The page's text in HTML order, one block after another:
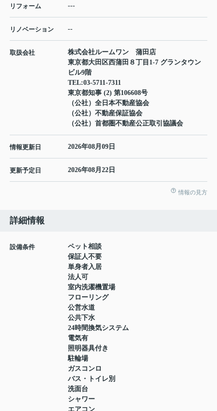
リフォーム ---
リノベーション --
取扱会社
株式会社ルームワン 蒲田店
東京都大田区西蒲田８丁目1-7 グランタウン
ビル9階
TEL:03-5711-7311
東京都知事 (2) 第106608号
（公社）全日本不動産協会
（公社）不動産保証協会
（公社）首都圏不動産公正取引協議会
情報更新日 2026年08月09日
更新予定日 2026年08月22日
情報の見方
詳細情報
設備条件
ペット相談
保証人不要
単身者入居
法人可
室内洗濯機置場
フローリング
公営水道
公共下水
24時間換気システム
電気有
照明器具付き
駐輪場
ガスコンロ
バス・トイレ別
洗面台
シャワー
エアコン